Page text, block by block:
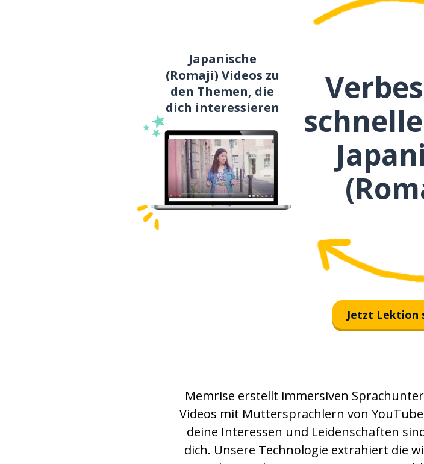
Japanische
(Romaji) Videos zu
den Themen, die
dich interessieren
Jetzt Lektion
Memrise erstellt immersiven
Videos mit Muttersprachlern von
deine Interessen und Leidenschaften
dich. Unsere Technologie extrahiert die